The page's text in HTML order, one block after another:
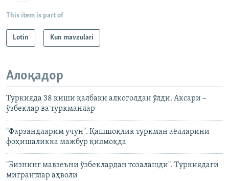
This item is part of
Lotin Kun mavzulari
Алоқадор
Туркияда 38 киши қалбаки алкоголдан ўлди. Аксари –
ўзбеклар ва туркманлар
"Фарзандларим учун". Қашшоқлик туркман аёлларини
фоҳишаликка мажбур қилмоқда
"Бизнинг мавзеъни ўзбеклардан тозалашди". Туркиядаги
мигрантлар аҳволи